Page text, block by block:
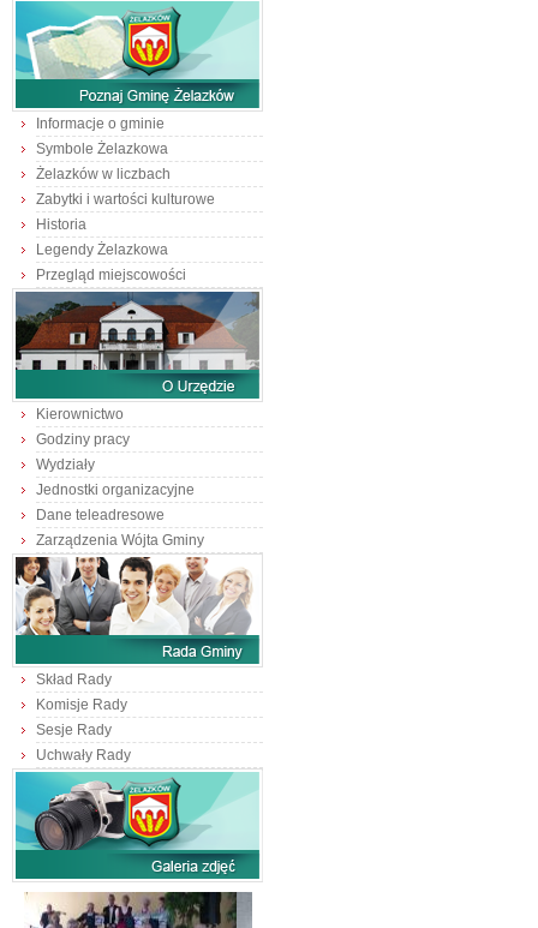
Informacje o gminie
Symbole Żelazkowa
Żelazków w liczbach
Zabytki i wartości kulturowe
Historia
Legendy Żelazkowa
Przegląd miejscowości
Kierownictwo
Godziny pracy
Wydziały
Jednostki organizacyjne
Dane teleadresowe
Zarządzenia Wójta Gminy
Skład Rady
Komisje Rady
Sesje Rady
Uchwały Rady